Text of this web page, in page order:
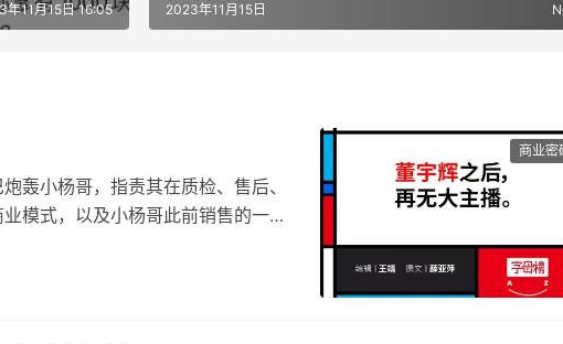
年11月15日 16:05 2023年11月15日
商业密
轰小杨哥，指责其在质检、售后、
模式，以及小杨哥此前销售的一些